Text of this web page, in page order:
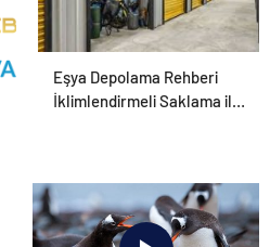
Eşya Depolama Rehberi
İklimlendirmeli Saklama ile